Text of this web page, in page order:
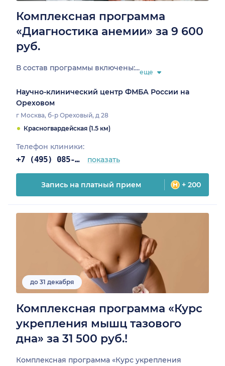
Комплексная программа
«Диагностика анемии» за 9 600
руб.
В состав программы включены:...еще
Научно-клинический центр ФМБА России на
Ореховом
г Москва, б-р Ореховый, д 28
Красногвардейская (1.5 км)
Телефон клиники:
+7 (495) 085-25-03 показать
Запись на платный прием + 200
до 31 декабря
Комплексная программа «Курс
укрепления мышц тазового
дна» за 31 500 руб.!
Комплексная программа «Курс укрепления